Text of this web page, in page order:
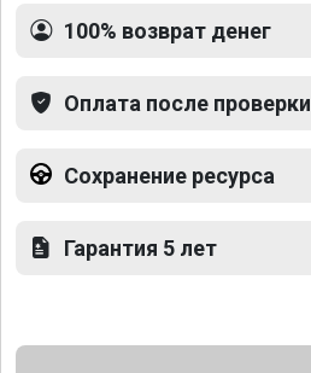
100% возврат денег
Оплата после проверки
Сохранение ресурса
Гарантия 5 лет